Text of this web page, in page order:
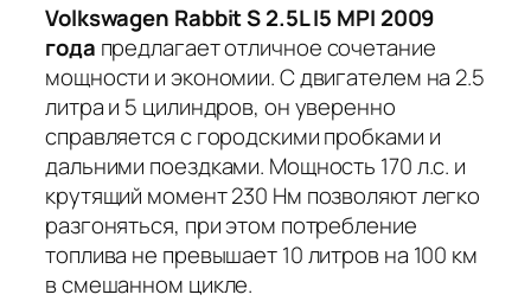
Volkswagen Rabbit S 2.5L I5 MPI 2009
года предлагает отличное сочетание
мощности и экономии. С двигателем на 2.5
литра и 5 цилиндров, он уверенно
справляется с городскими пробками и
дальними поездками. Мощность 170 л.с. и
крутящий момент 230 Нм позволяют легко
разгоняться, при этом потребление
топлива не превышает 10 литров на 100 км
в смешанном цикле.